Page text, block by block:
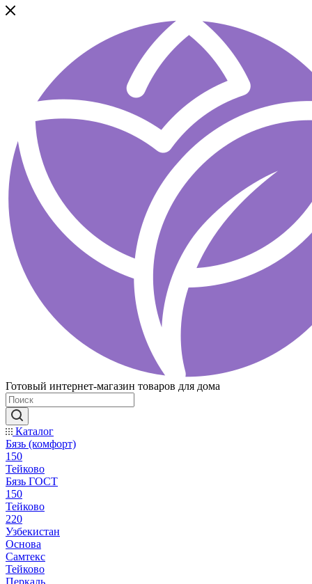
Готовый интернет-магазин товаров для дома
Каталог
Бязь (комфорт)
150
Тейково
Бязь ГОСТ
150
Тейково
220
Узбекистан
Основа
Самтекс
Тейково
Перкаль